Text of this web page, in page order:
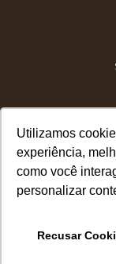
Utilizamos
experiência,
como você
personalizar
Recusar
DIREITOS
REPRODUÇÃO NÃO